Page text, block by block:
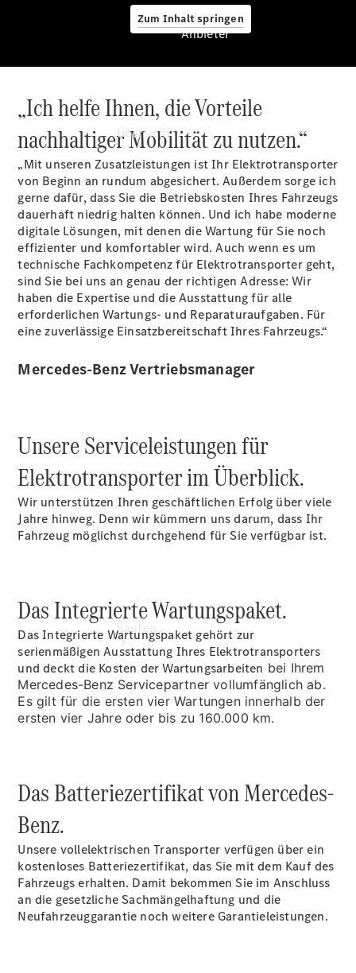
Zum Inhalt springen
Anbieter
Übersicht
Startseite
Modellübersicht
Konfigurator
Ansprechpartner
finden
vereinbaren
Beratung
Tel: +49
Kaufen
Übersicht
Transporter
Highlights
Anbieter
„Ich helfe Ihnen, die Vorteile
nachhaltiger Mobilität zu nutzen.“
„Mit unseren Zusatzleistungen ist Ihr Elektrotransporter
von Beginn an rundum abgesichert. Außerdem sorge ich
gerne dafür, dass Sie die Betriebskosten Ihres Fahrzeugs
dauerhaft niedrig halten können. Und ich habe moderne
digitale Lösungen, mit denen die Wartung für Sie noch
effizienter und komfortabler wird. Auch wenn es um
technische Fachkompetenz für Elektrotransporter geht,
sind Sie bei uns an genau der richtigen Adresse: Wir
haben die Expertise und die Ausstattung für alle
erforderlichen Wartungs- und Reparaturaufgaben. Für
eine zuverlässige Einsatzbereitschaft Ihres Fahrzeugs.“
Mercedes-Benz Vertriebsmanager
Unsere Serviceleistungen für
Elektrotransporter im Überblick.
Wir unterstützen Ihren geschäftlichen Erfolg über viele
Jahre hinweg. Denn wir kümmern uns darum, dass Ihr
Fahrzeug möglichst durchgehend für Sie verfügbar ist.
Das Integrierte Wartungspaket.
Das Integrierte Wartungspaket gehört zur
serienmäßigen Ausstattung Ihres Elektrotransporters
und deckt die Kosten derWartungsarbeiten bei Ihrem
Mercedes-Benz Servicepartner vollumfänglich ab.
Es gilt für die ersten vier Wartungen innerhalb der
ersten vier Jahre oder bis zu 160.000 km.
Das Batteriezertifikat von Mercedes-
Benz.
Unsere vollelektrischen Transporter verfügen über ein
kostenloses Batteriezertifikat, das Sie mit dem Kauf des
Fahrzeugs erhalten. Damit bekommen Sie im Anschluss
an die gesetzliche Sachmängelhaftung und die
Neufahrzeuggarantie noch weitere Garantieleistungen.